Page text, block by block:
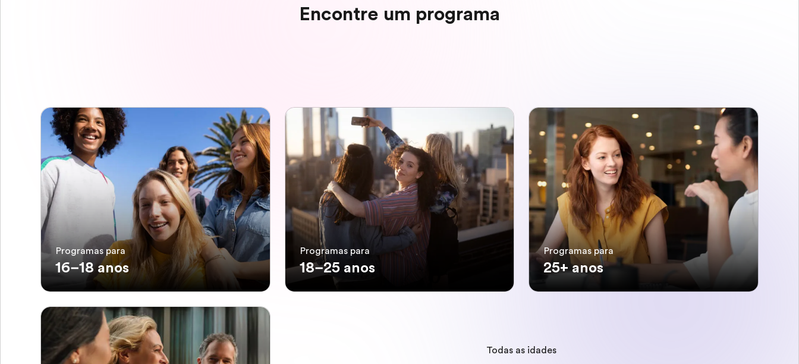
Encontre um programa
Programas para
16–18 anos
Programas para
18–25 anos
Programas para
25+ anos
Todas as idades